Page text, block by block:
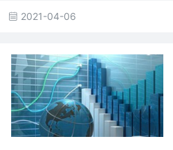
2021-04-06